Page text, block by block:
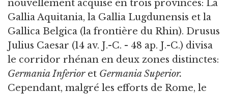
nouvellement acquise en trois provinces: La
Gallia Aquitania, la Gallia Lugdunensis et la
Gallica Belgica (la frontière du Rhin). Drusus
Julius Caesar (14 av. J.-C. - 48 ap. J.-C.) divisa
le corridor rhénan en deux zones distinctes:
Germania Inferioret Germania Superior.
Cependant, malgré les efforts de Rome, le